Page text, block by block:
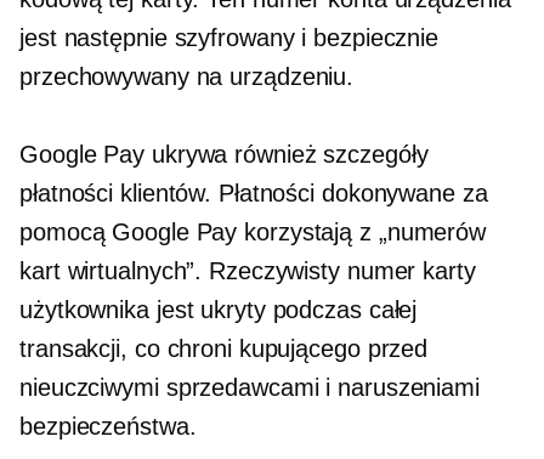
jest następnie szyfrowany i bezpiecznie
przechowywany na urządzeniu.
Google Pay ukrywa również szczegóły
płatności klientów. Płatności dokonywane za
pomocą Google Pay korzystają z „numerów
kart wirtualnych”. Rzeczywisty numer karty
użytkownika jest ukryty podczas całej
transakcji, co chroni kupującego przed
nieuczciwymi sprzedawcami i naruszeniami
bezpieczeństwa.